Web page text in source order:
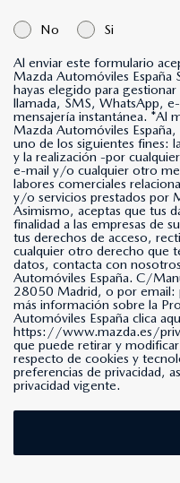
No Si
Al enviar este formulario
Mazda Automóviles España
hayas elegido para
llamada, SMS, WhatsApp,
mensajería instantánea. *Al marcar esta casilla, aceptas que
Mazda Automóviles
uno de los siguientes fines:
y la realización -por
e-mail y/o cualquier otro
labores comerciales
y/o servicios prestados por
Asimismo, aceptas que tus
finalidad a las empresas de
tus derechos de acceso,
cualquier otro derecho que
datos, contacta con
Automóviles España. C/
28050 Madrid, o por email:
más información sobre la
Automóviles España clica
https://www.mazda.es/
que puede retirar y
respecto de cookies y
preferencias de privacidad,
privacidad vigente.